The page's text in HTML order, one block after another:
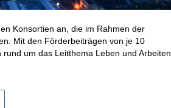
Konsortien an, die im Rahmen der
Mit den Förderbeiträgen von je 10
um das Leitthema Leben und Arbeiten